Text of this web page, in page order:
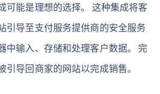
可能是理想的选择。 这种集成将客
引导至支付服务提供商的安全服务
中输入、存储和处理客户数据。 完
引导回商家的网站以完成销售。